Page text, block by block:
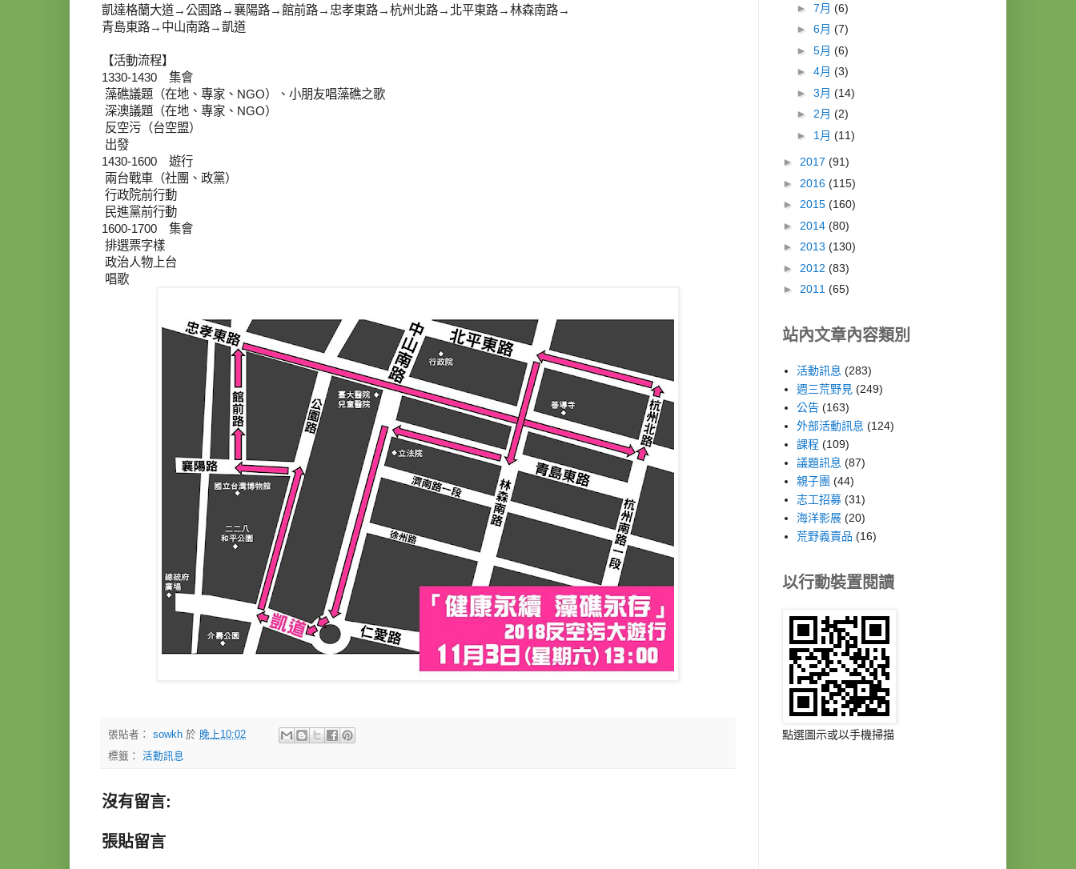
凱達格蘭大道→公園路→襄陽路→館前路→忠孝東路→杭州北路→ 北平東路→林森南路→
青島東路→中山南路→凱道
【活動流程】
1330-1430 集會
藻礁議題（在地、專家、NGO）、小朋友唱藻礁之歌
深澳議題（在地、專家、NGO）
反空污（台空盟）
出發
1430-1600 遊行
兩台戰車（社團、政黨）
行政院前行動
民進黨前行動
1600-1700 集會
排選票字樣
政治人物上台
唱歌
張貼者： sowkh 於 晚上10:02
標籤： 活動訊息
沒有留言:
張貼留言
► 7月 (6)
► 6月 (7)
► 5月 (6)
► 4月 (3)
► 3月 (14)
► 2月 (2)
► 1月 (11)
► 2017 (91)
► 2016 (115)
► 2015 (160)
► 2014 (80)
► 2013 (130)
► 2012 (83)
► 2011 (65)
站內文章內容類別
活動訊息 (283)
週三荒野見 (249)
公告 (163)
外部活動訊息 (124)
課程 (109)
議題訊息 (87)
親子團 (44)
志工招募 (31)
海洋影展 (20)
荒野義賣品 (16)
以行動裝置閱讀
點選圖示或以手機掃描